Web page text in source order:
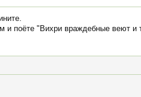
поёте "Вихри враждебные веют